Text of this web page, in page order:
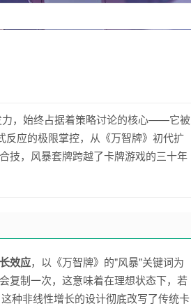
力，始终占据着策略讨论的核心——它被
应的极限掌控，从《万智牌》初代扩
技，风暴套牌跨越了卡牌游戏的三十年
效应，以《万智牌》的"风暴"关键词为
复制一次，这意味着在理想状态下，若
种非线性增长的设计彻底改写了传统卡